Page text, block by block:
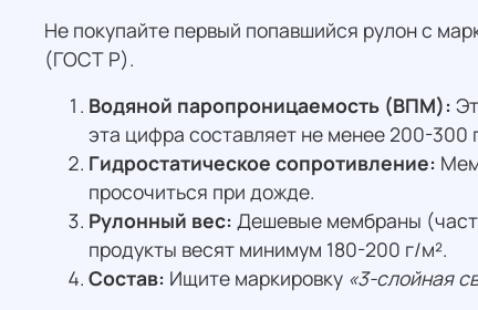
Не покупайте первый попавшийся рулон с
(ГОСТ Р).
Водяной паропроницаемость (ВПМ):
эта цифра составляет не менее 200-300
Гидростатическое сопротивление:
просочиться при дожде.
Рулонный вес: Дешевые мембраны
продукты весят минимум 180-200 г/м².
Состав: Ищите маркировку «3-слойная